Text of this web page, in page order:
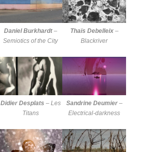
Daniel Burkhardt–
Semiotics of the City
Thaïs Debelleix–
Blackriver
Didier Desplats – Les
Titans
Sandrine Deumier–
Electrical-darkness